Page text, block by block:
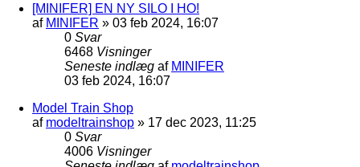
[MINIFER] EN NY SILO I HO!
af MINIFER » 03 feb 2024, 16:07
0 Svar
6468 Visninger
Seneste indlæg af MINIFER
03 feb 2024, 16:07
Model Train Shop
af modeltrainshop » 17 dec 2023, 11:25
0 Svar
4006 Visninger